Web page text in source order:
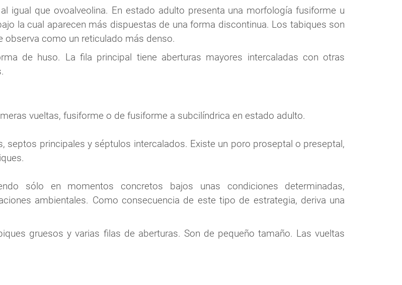
igual que ovoalveolina. En estado adulto presenta una morfología fusiforme u
la cual aparecen más dispuestas de una forma discontinua. Los tabiques son
como un reticulado más denso.
de huso. La fila principal tiene aberturas mayores intercaladas con otras
vueltas, fusiforme o de fusiforme a subcilíndrica en estado adulto.
septos principales y séptulos intercalados. Existe un poro proseptal o preseptal,
sólo en momentos concretos bajos unas condiciones determinadas,
ambientales. Como consecuencia de este tipo de estrategia, deriva una
gruesos y varias filas de aberturas. Son de pequeño tamaño. Las vueltas